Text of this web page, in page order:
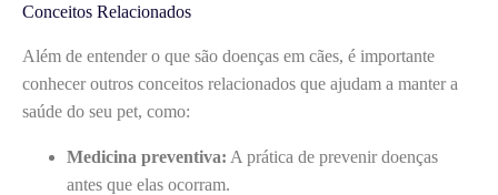
Conceitos Relacionados
Além de entender o que são doenças em cães, é importante
conhecer outros conceitos relacionados que ajudam a manter a
saúde do seu pet, como:
Medicina preventiva: A prática de prevenir doenças
antes que elas ocorram.